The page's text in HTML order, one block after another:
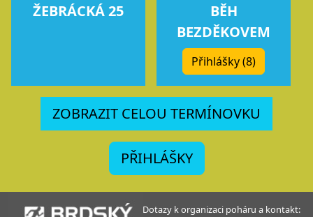
ŽEBRÁCKÁ 25
BĚH
BEZDĚKOVEM
Přihlášky (8)
ZOBRAZIT CELOU TERMÍNOVKU
PŘIHLÁŠKY
Dotazy k organizaci poháru a kontakt: